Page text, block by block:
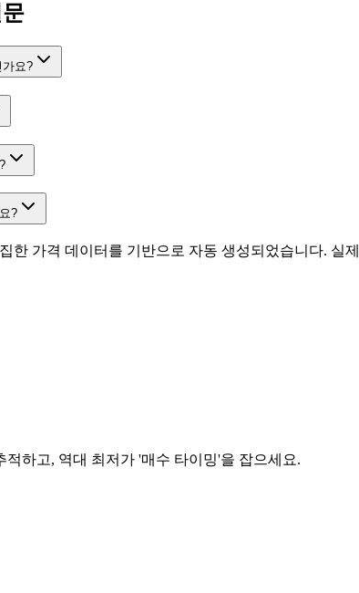
요?
?
한 가격 데이터를 기반으로 자동 생성되었습니다. 실
적하고, 역대 최저가 '매수 타이밍'을 잡으세요.